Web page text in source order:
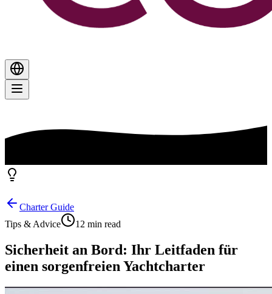
Charter Guide
Tips & Advice
12 min read
Sicherheit an Bord: Ihr Leitfaden für
einen sorgenfreien Yachtcharter